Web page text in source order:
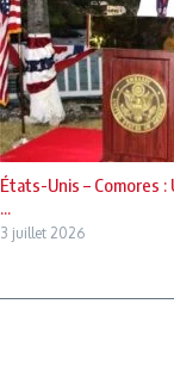
États-Unis – Comores
...
3 juillet 2026